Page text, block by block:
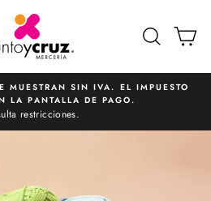
diapositivas
MUESTRAN SIN IVA. EL IMPUESTO
LA PANTALLA DE PAGO.
restricciones.